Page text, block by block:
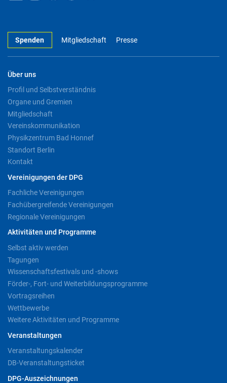
Spenden Mitgliedschaft Presse
Über uns
Profil und Selbstverständnis
Organe und Gremien
Mitgliedschaft
Vereinskommunikation
Physikzentrum Bad Honnef
Standort Berlin
Kontakt
Vereinigungen der DPG
Fachliche Vereinigungen
Fachübergreifende Vereinigungen
Regionale Vereinigungen
Aktivitäten und Programme
Selbst aktiv werden
Tagungen
Wissenschaftsfestivals und -shows
Förder-, Fort- und Weiterbildungsprogramme
Vortragsreihen
Wettbewerbe
Weitere Aktivitäten und Programme
Veranstaltungen
Veranstaltungskalender
DB-Veranstaltungsticket
DPG-Auszeichnungen